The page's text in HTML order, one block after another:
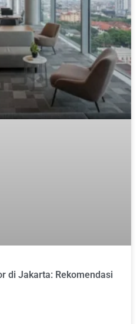
di Jakarta: Rekomendasi